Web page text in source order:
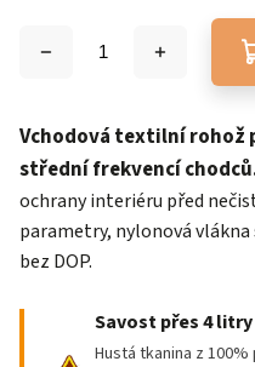
Vchodová textilní rohož
střední frekvencí
ochrany interiéru před
parametry, nylonová
bez DOP.
Savost přes 4 litry
Hustá tkanina z